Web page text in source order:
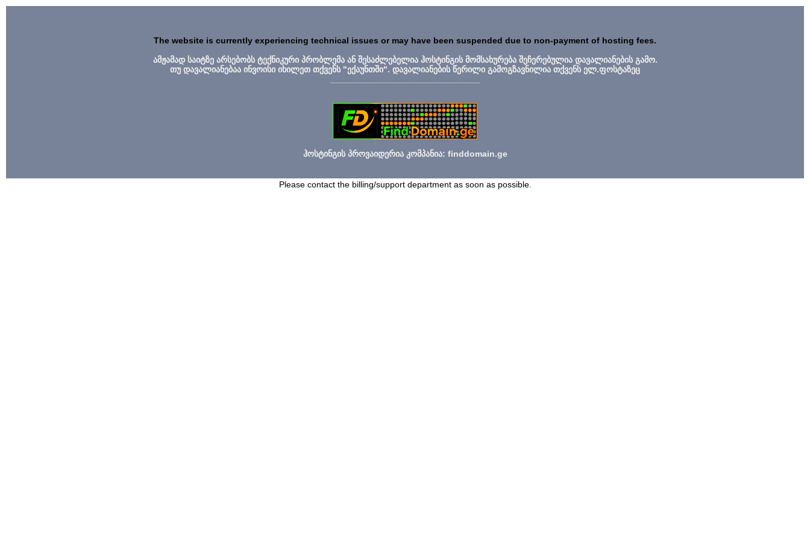
The website is currently experiencing technical issues or may have been suspended due to non-payment of hosting fees.
ამჟამად საიტზე არსებობს ტექნიკური პრობლემა ან შესაძლებელია ჰოსტინგის მომსახურება შეჩერებულია დავალიანების გამო.
თუ დავალიანებაა ინვოისი იხილეთ თქვენს "ექაუნთში". დავალიანების წერილი გამოგზავნილია თქვენს ელ.ფოსტაზეც
ჰოსტინგის პროვაიდერია კომპანია: finddomain.ge
Please contact the billing/support department as soon as possible.